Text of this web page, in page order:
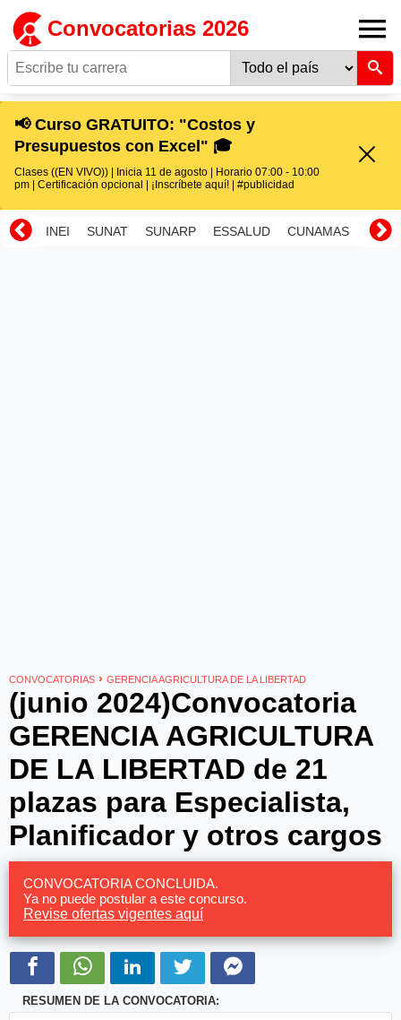
Convocatorias 2026
📢 Curso GRATUITO: "Costos y
Presupuestos con Excel" 🎓
Clases ((EN VIVO)) | Inicia 11 de agosto | Horario 07:00 - 10:00
pm | Certificación opcional | ¡Inscríbete aquí! | #publicidad
INEI SUNAT SUNARP ESSALUD CUNAMAS
CONVOCATORIAS › GERENCIA AGRICULTURA DE LA LIBERTAD
(junio 2024)Convocatoria
GERENCIA AGRICULTURA
DE LA LIBERTAD de 21
plazas para Especialista,
Planificador y otros cargos
CONVOCATORIA CONCLUIDA.
Ya no puede postular a este concurso.
Revise ofertas vigentes aquí
RESUMEN DE LA CONVOCATORIA: